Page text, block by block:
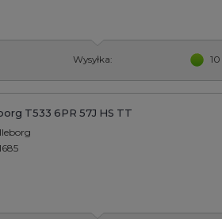
Wysyłka:
T533 6PR 57J HS TT